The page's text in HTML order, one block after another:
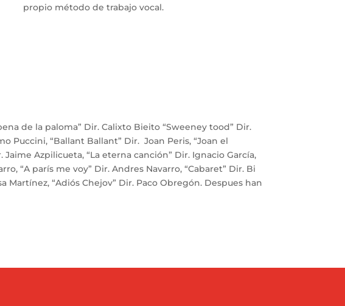
propio método de trabajo vocal.
de la paloma” Dir. Calixto Bieito “Sweeney tood” Dir.
Puccini, “Ballant Ballant” Dir. Joan Peris, “Joan el
Azpilicueta, “La eterna canción” Dir. Ignacio García,
“A parís me voy” Dir. Andres Navarro, “Cabaret” Dir. Bi
Martínez, “Adiós Chejov” Dir. Paco Obregón. Despues han